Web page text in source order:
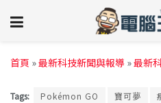
首頁 »最新科技新聞與報導 »最新
Tags: Pokémon GO 寶可夢